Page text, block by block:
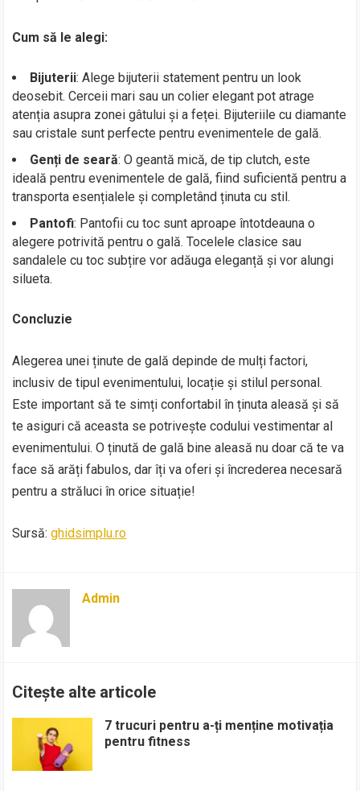
Cum să le alegi:
Bijuterii: Alege bijuterii statement pentru un look
deosebit. Cerceii mari sau un colier elegant pot atrage
atenția asupra zonei gâtului și a feței. Bijuteriile cu diamante
sau cristale sunt perfecte pentru evenimentele de gală.
Genți de seară: O geantă mică, de tip clutch, este
ideală pentru evenimentele de gală, fiind suficientă pentru a
transporta esențialele și completând ținuta cu stil.
Pantofi: Pantofii cu toc sunt aproape întotdeauna o
alegere potrivită pentru o gală. Tocelele clasice sau
sandalele cu toc subțire vor adăuga eleganță și vor alungi
silueta.
Concluzie
Alegerea unei ținute de gală depinde de mulți factori,
inclusiv de tipul evenimentului, locație și stilul personal.
Este important să te simți confortabil în ținuta aleasă și să
te asiguri că aceasta se potrivește codului vestimentar al
evenimentului. O ținută de gală bine aleasă nu doar că te va
face să arăți fabulos, dar îți va oferi și încrederea necesară
pentru a străluci în orice situație!
Sursă:ghidsimplu.ro
Admin
Citește alte articole
7 trucuri pentru a-ți menține motivația
pentru fitness